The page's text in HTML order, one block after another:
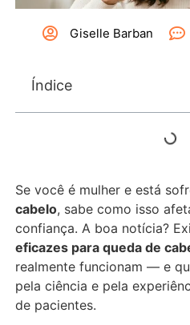
Giselle Barban
Índice
Se você é mulher e está
cabelo, sabe como isso
confiança. A boa notícia?
eficazes para queda de
realmente funcionam — e
pela ciência e pela
de pacientes.